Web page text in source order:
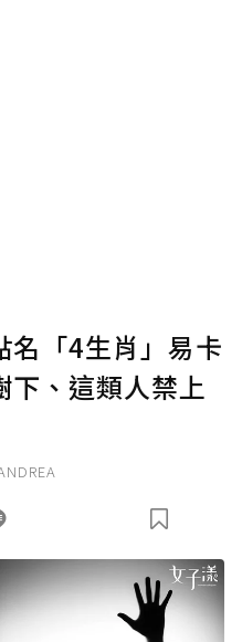
名「4生肖」易卡
下、這類人禁上